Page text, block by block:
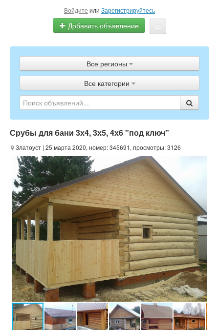
Войдите или Зарегистрируйтесь
Добавить объявление
Объявления
Полистать газету
ТВ-программа
Все регионы
Все категории
Срубы для бани 3х4, 3х5, 4х6 "под ключ"
Златоуст | 25 марта 2020, номер: 345691, просмотры: 3126